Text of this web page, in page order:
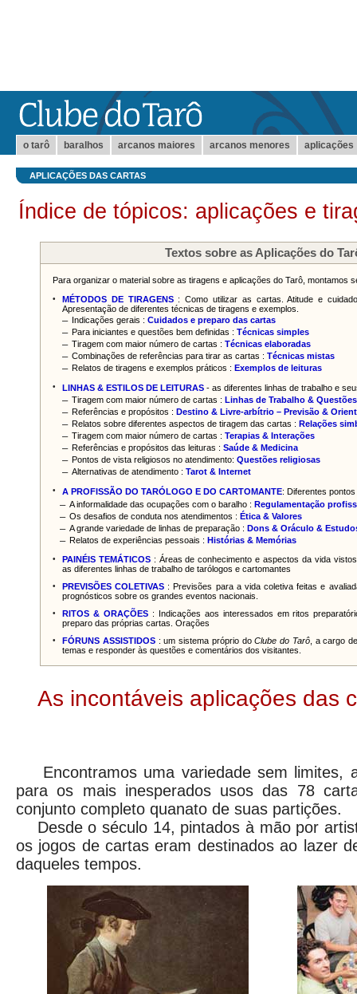
o tarô baralhos arcanos maiores arcanos menores aplicações
APLICAÇÕES DAS CARTAS
Índice de tópicos: aplicações e
Textos sobre as Aplicações do
Para organizar o material sobre as tiragens e aplicações do Tarô, montamos
• MÉTODOS DE TIRAGENS: Como utilizar as cartas. Atitude e
Apresentação de diferentes técnicas de tiragens e exemplos.
– Indicações gerais : Cuidados e preparo das cartas
– Para iniciantes e questões bem definidas : Técnicas simples
– Tiragem com maior número de cartas : Técnicas elaboradas
– Combinações de referências para tirar as cartas : Técnicas mistas
– Relatos de tiragens e exemplos práticos : Exemplos de leituras
• LINHAS & ESTILOS DE LEITURAS - as diferentes linhas de trabalho e
– Tiragem com maior número de cartas : Linhas de Trabalho & Questões
– Referências e propósitos : Destino & Livre-arbítrio – Previsão &
– Relatos sobre diferentes aspectos de tiragem das cartas : Relações
– Tiragem com maior número de cartas : Terapias & Interações
– Referências e propósitos das leituras : Saúde & Medicina
– Pontos de vista religiosos no atendimento: Questões religiosas
– Alternativas de atendimento : Tarot & Internet
• A PROFISSÃO DO TARÓLOGO E DO CARTOMANTE: Diferentes
– A informalidade das ocupações com o baralho : Regulamentação
– Os desafios de conduta nos atendimentos : Ética & Valores
– A grande variedade de linhas de preparação : Dons & Oráculo &
– Relatos de experiências pessoais : Histórias & Memórias
• PAINÉIS TEMÁTICOS: Áreas de conhecimento e aspectos da vida
as diferentes linhas de trabalho de tarólogos e cartomantes
• PREVISÕES COLETIVAS : Previsões para a vida coletiva feitas e
prognósticos sobre os grandes eventos nacionais.
• RITOS & ORAÇÕES: Indicações aos interessados em ritos
preparo das próprias cartas. Orações
• FÓRUNS ASSISTIDOS: um sistema próprio doClube do Tarô, a cargo
temas e responder às questões e comentários dos visitantes.
As incontáveis aplicações das
Encontramos uma variedade sem limites,
para os mais inesperados usos das 78
conjunto completo quanato de suas partições.
Desde o século 14, pintados à mão por
os jogos de cartas eram destinados ao lazer
daqueles tempos.